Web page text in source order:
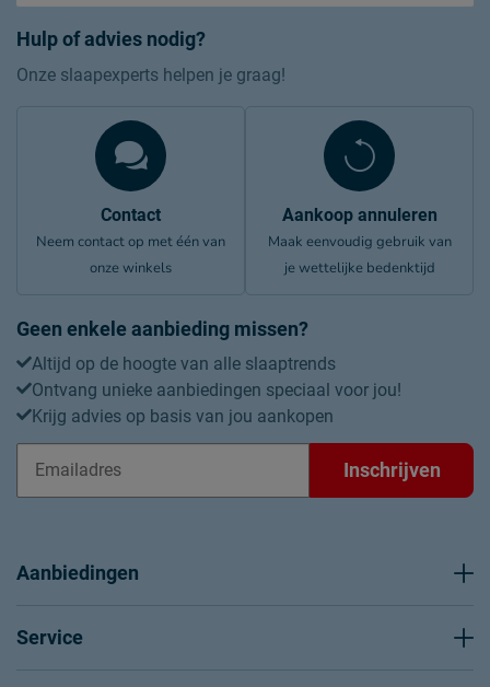
Hulp of advies nodig?
Onze slaapexperts helpen je graag!
Contact
Neem contact op met één van
onze winkels
Aankoop annuleren
Maak eenvoudig gebruik van
je wettelijke bedenktijd
Geen enkele aanbieding missen?
Altijd op de hoogte van alle slaaptrends
Ontvang unieke aanbiedingen speciaal voor jou!
Krijg advies op basis van jou aankopen
Inschrijven
Aanbiedingen
Service